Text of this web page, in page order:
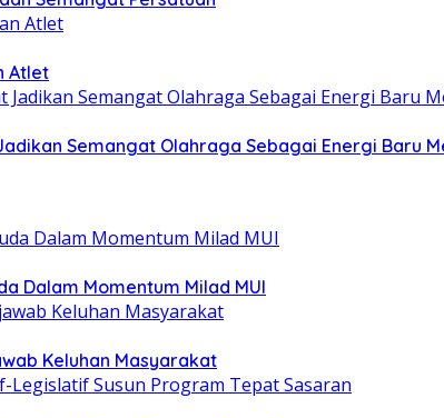
Atlet
Semangat Olahraga Sebagai Energi Baru
Dalam Momentum Milad MUI
Keluhan Masyarakat